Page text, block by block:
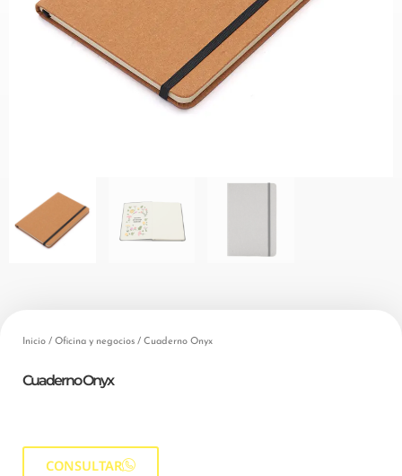
Inicio / Oficina y negocios / Cuaderno Onyx
Cuaderno Onyx
CONSULTAR